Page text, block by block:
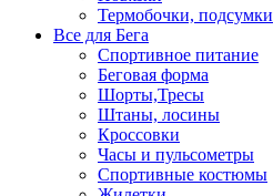
Термобочки, подсумки
Все для Бега
Спортивное питание
Беговая форма
Шорты,Тресы
Штаны, лосины
Кроссовки
Часы и пульсометры
Спортивные костюмы